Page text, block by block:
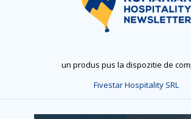
un produs pus la dispozitie de
Fivestar Hospitality SRL